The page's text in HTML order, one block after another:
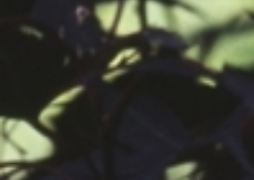
작품소개
아틀리에